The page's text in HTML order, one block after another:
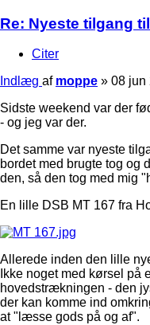
Re: Nyeste tilgang
Citer
Indlæg af moppe » 08 jun
Sidste weekend var der
- og jeg var der.
Det samme var nyeste
bordet med brugte tog og
den, så den tog med mig
En lille DSB MT 167 fra
Allerede inden den lille
Ikke noget med kørsel på
hovedstrækningen - den
der kan komme ind
at "læsse gods på og af".